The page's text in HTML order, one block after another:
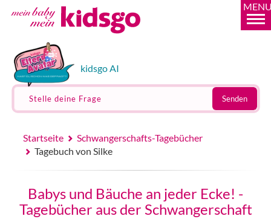
kidsgo AI
Stelle deine Frage Senden
Startseite
Schwangerschafts-Tagebücher
Tagebuch von Silke
Babys und Bäuche an jeder Ecke! -
Tagebücher aus der Schwangerschaft